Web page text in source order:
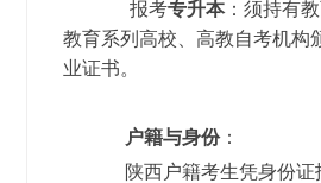
报考专升本：须持有
教育系列高校、高教自考机构
业证书。
户籍与身份：
陕西户籍考生凭身份证